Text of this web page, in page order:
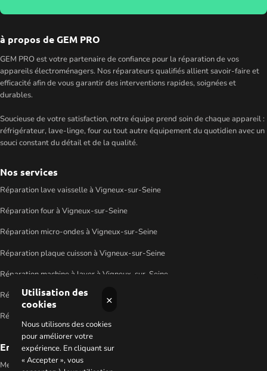
Utilisation des
cookies
×
Nous utilisons des cookies
pour améliorer votre
expérience. En cliquant sur
« Accepter », vous
à propos de GEM PRO
GEM PRO est votre partenaire de confiance pour la réparation de vos
appareils électroménagers. Nos réparateurs qualifiés allient savoir-faire et
efficacité afin de vous garantir des interventions rapides, soignées et
durables.
Soucieuse de votre satisfaction, notre équipe prend soin de chaque appareil :
réfrigérateur, lave-linge, four ou tout autre équipement du quotidien avec un
souci constant du détail et de la qualité.
Nos services
Réparation lave vaisselle à Vigneux-sur-Seine
Réparation four à Vigneux-sur-Seine
Réparation micro-ondes à Vigneux-sur-Seine
Réparation plaque cuisson à Vigneux-sur-Seine
Réparation machine à laver à Vigneux-sur-Seine
Réparation sèche linge à Vigneux-sur-Seine
Réparation réfrigérateur à Vigneux-sur-Seine
En savoir plus
Mentions légales